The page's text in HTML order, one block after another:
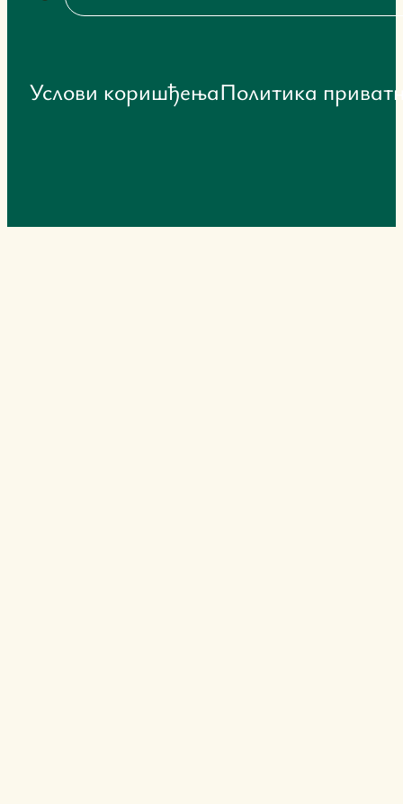
Услови коришђењаПолитика